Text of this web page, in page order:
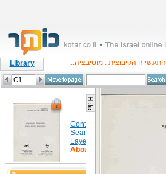
Library התעשייה הקיבוצית : מוטיבציה...
Content
Search in item
Layers
About